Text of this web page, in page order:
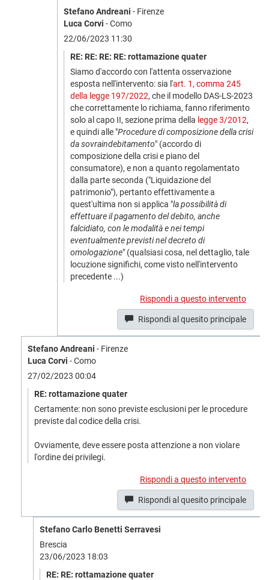
Stefano Andreani - Firenze
Luca Corvi - Como
22/06/2023 11:30
RE: RE: RE: RE: rottamazione quater
Siamo d'accordo con l'attenta osservazione
esposta nell'intervento: sia l'art. 1, comma 245
della legge 197/2022, che il modello DAS-LS-2023
che correttamente lo richiama, fanno riferimento
solo al capo II, sezione prima della legge 3/2012,
e quindi alle "Procedure di composizione della crisi
da sovraindebitamento" (accordo di
composizione della crisi e piano del
consumatore), e non a quanto regolamentato
dalla parte seconda ("Liquidazione del
patrimonio"), pertanto effettivamente a
quest'ultima non si applica "la possibilità di
effettuare il pagamento del debito, anche
falcidiato, con le modalità e nei tempi
eventualmente previsti nel decreto di
omologazione" (qualsiasi cosa, nel dettaglio, tale
locuzione significhi, come visto nell'intervento
precedente ...)
Rispondi a questo intervento
Rispondi al quesito principale
Stefano Andreani - Firenze
Luca Corvi - Como
27/02/2023 00:04
RE: rottamazione quater
Certamente: non sono previste esclusioni per le procedure
previste dal codice della crisi.
Ovviamente, deve essere posta attenzione a non violare
l'ordine dei privilegi.
Rispondi a questo intervento
Rispondi al quesito principale
Stefano Carlo Benetti Serravesi
Brescia
23/06/2023 18:03
RE: RE: rottamazione quater